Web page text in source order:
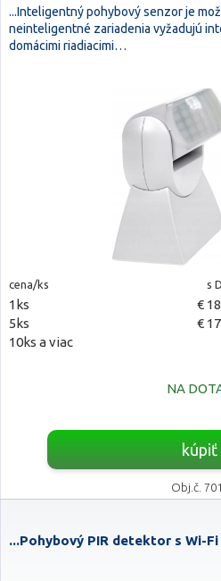
...Inteligentný pohybový senzor je
neinteligentné zariadenia vyžadujú
domácimi riadiacimi…
cena/ks s
1ks €
5ks
€
10ks a viac
NA
kúpiť
Obj.č.
...Pohybový PIR detektor s Wi-Fi